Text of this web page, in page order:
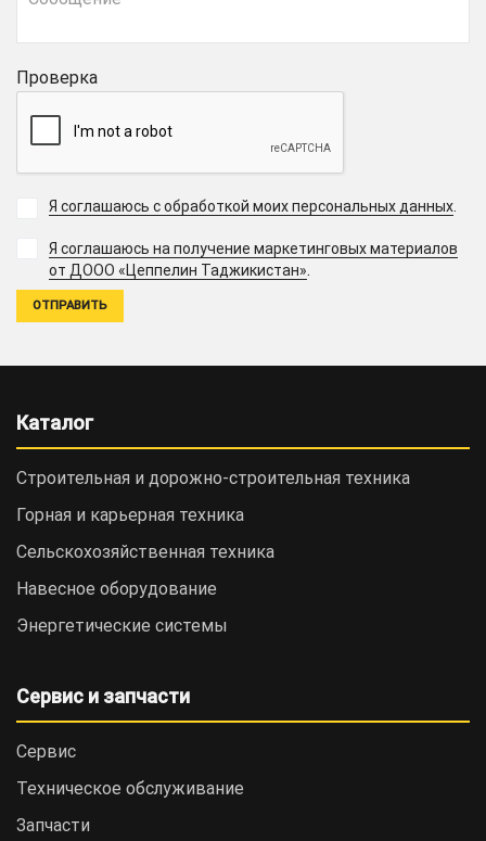
Проверка
Я соглашаюсь с обработкой моих персональных данных
Я соглашаюсь на получение маркетинговых материалов
от ДООО «Цеппелин Таджикистан».
Каталог
Строительная и дорожно-cтроительная техника
Горная и карьерная техника
Сельскохозяйственная техника
Навесное оборудование
Энергетические системы
Сервис и запчасти
Сервис
Техническое обслуживание
Запчасти